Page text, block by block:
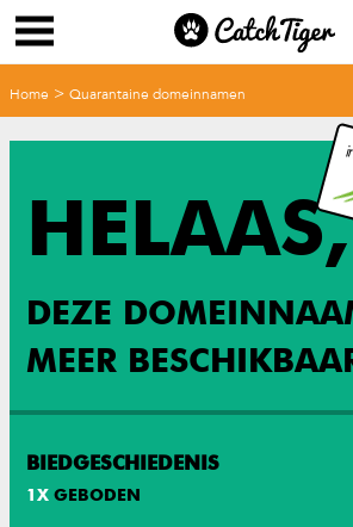
Home > Quarantaine domeinnamen
HELAAS,
DEZE
MEER
BIEDGESCHIEDENIS
1 X GEBODEN